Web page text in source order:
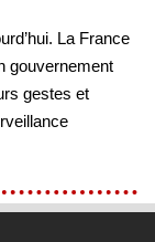
La France
gouvernement
gestes et